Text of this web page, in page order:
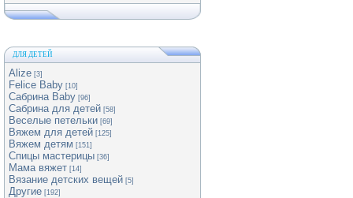
ДЛЯ ДЕТЕЙ
Alize [3]
Felice Baby [10]
Сабрина Baby [96]
Сабрина для детей [58]
Веселые петельки [69]
Вяжем для детей [125]
Вяжем детям [151]
Спицы мастерицы [36]
Мама вяжет [14]
Вязание детских вещей [5]
Другие [192]